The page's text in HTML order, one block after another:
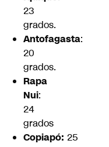
23
grados.
Antofagasta:
20
grados.
Rapa
Nui:
24
grados
Copiapó: 25